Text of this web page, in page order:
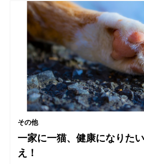
その他
一家に一猫、健康になりた
え！